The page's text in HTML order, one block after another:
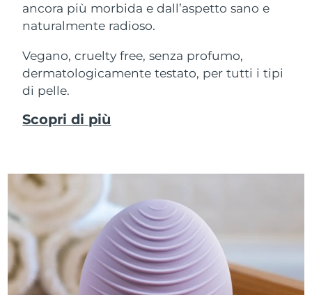
ancora più morbida e dall’aspetto sano e
naturalmente radioso.
Vegano, cruelty free, senza profumo,
dermatologicamente testato, per tutti i tipi
di pelle.
Scopri di più